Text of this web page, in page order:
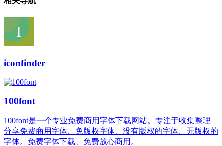
iconfinder
100font
100font是一个专业免费商用字体下载网站。专注于收集整理
分享免费商用字体、免版权字体、没有版权的字体、无版权的
字体。免费字体下载、免费放心商用。